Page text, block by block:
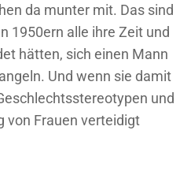
da munter mit. Das sind
1950ern alle ihre Zeit und
hätten, sich einen Mann
Und wenn sie damit
und
von Frauen verteidigt